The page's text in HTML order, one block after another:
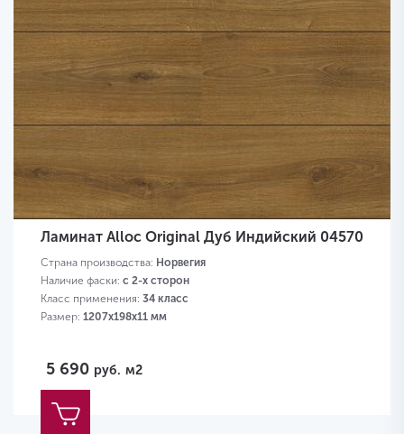
Ламинат Alloc Original Дуб Индийский 04570
Страна производства: Норвегия
Наличие фаски: с 2-х сторон
Класс применения: 34 класс
Размер: 1207х198х11 мм
5 690 руб. м2